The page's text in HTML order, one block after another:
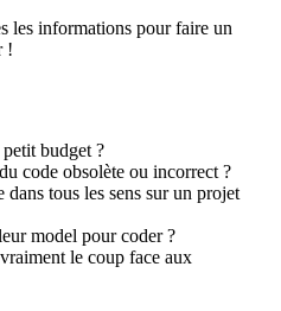
les informations pour faire un
!
budget ?
code obsolète ou incorrect ?
tous les sens sur un projet
model pour coder ?
le coup face aux